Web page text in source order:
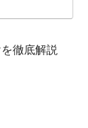
徹底解説